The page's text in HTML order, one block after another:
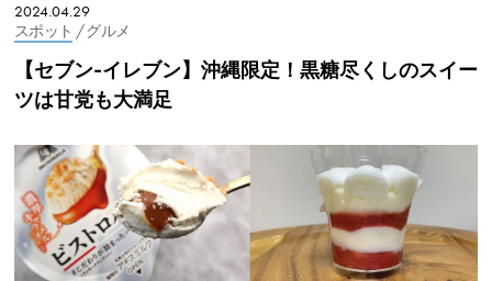
2024.04.29
スポット / グルメ
【セブン-イレブン】沖縄限定！黒糖尽くしのスイー
ツは甘党も大満足